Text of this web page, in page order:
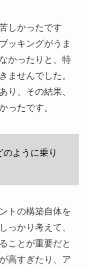
しかったです
ッキングがうま
かったりと、特
ませんでした。
り、その結果、
ったです。
ように乗り
トの構築自体を
っかり考えて、
ことが重要だと
高すぎたり、ア